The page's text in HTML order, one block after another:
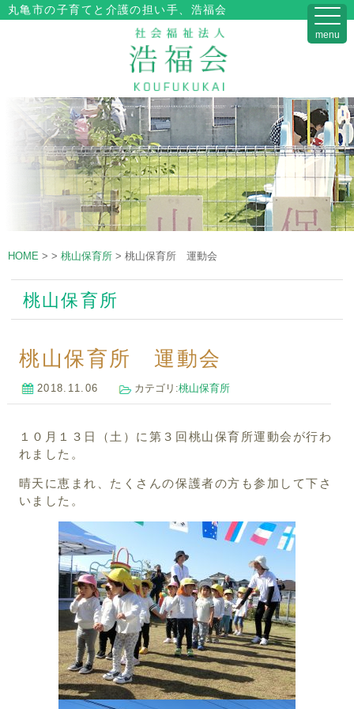
丸亀市の子育てと介護の担い手、浩福会
HOME > > 桃山保育所 > 桃山保育所 運動会
桃山保育所
桃山保育所 運動会
2018.11.06 カテゴリ:桃山保育所
１０月１３日（土）に第３回桃山保育所運動会が行わ
れました。
晴天に恵まれ、たくさんの保護者の方も参加して下さ
いました。
menu